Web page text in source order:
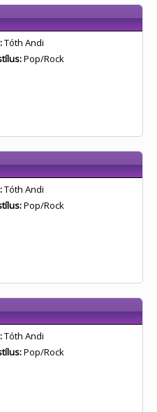
Tóth Andi
Pop/Rock
Tóth Andi
Pop/Rock
Tóth Andi
Pop/Rock